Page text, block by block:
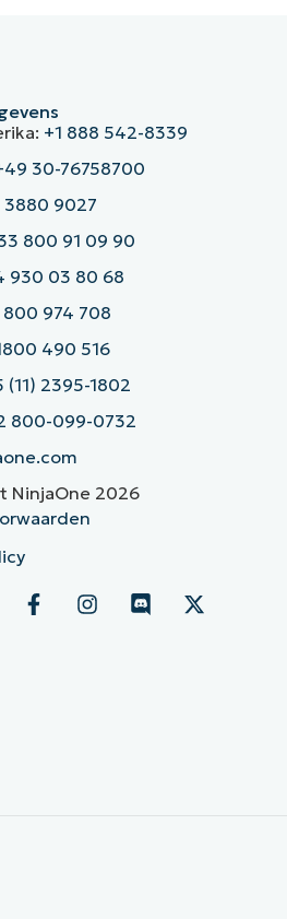
+1 888 542-8339
30-76758700
9027
800 91 09 90
930 03 80 68
800 974 708
490 516
(11) 2395-1802
800-099-0732
NinjaOne 2026